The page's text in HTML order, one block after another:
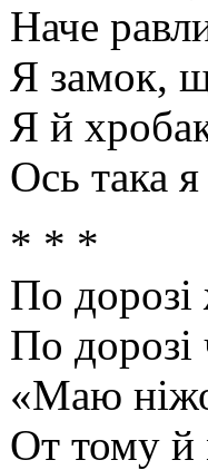
Наче
Я замок,
Я й
Ось така
* * *
По
По
«Маю
От тому й